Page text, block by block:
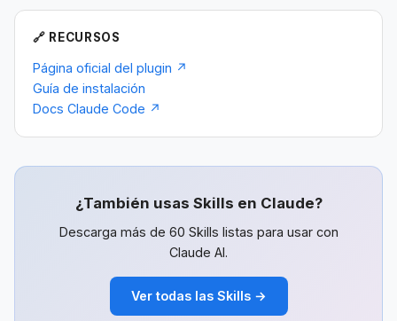
🔗 RECURSOS
Página oficial del plugin ↗
Guía de instalación
Docs Claude Code ↗
¿También usas Skills en Claude?
Descarga más de 60 Skills listas para usar con
Claude AI.
Ver todas las Skills →